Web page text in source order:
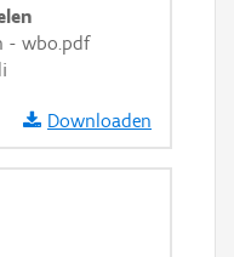
- wbo.pdf
Downloaden